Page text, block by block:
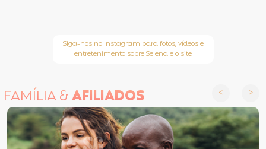
Siga-nos no Instagram para fotos, vídeos e
entretenimento sobre Selena e o site
FAMÍLIA &AFILIADOS